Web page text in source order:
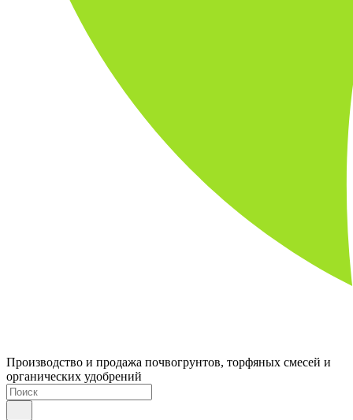
Производство и продажа почвогрунтов, торфяных смесей и
органических удобрений